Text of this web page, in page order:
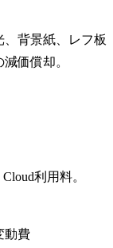
背景紙、レフ板
価償却。
利用料。
動費